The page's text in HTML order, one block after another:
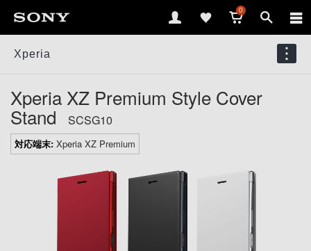
0
Xperia
Xperia XZ Premium Style Cover
Stand SCSG10
対応端末: Xperia XZ Premium